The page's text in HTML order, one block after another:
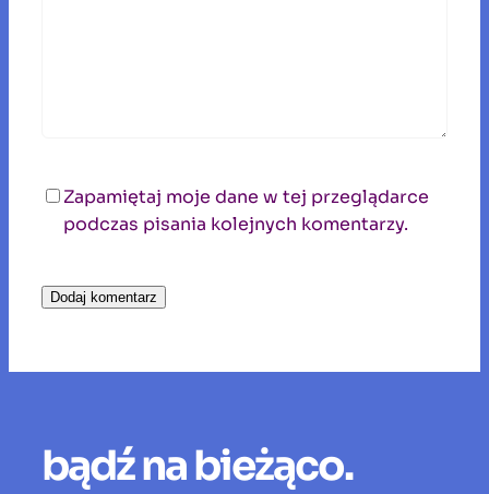
Zapamiętaj moje dane w tej przeglądarce
podczas pisania kolejnych komentarzy.
bądź na bieżąco.